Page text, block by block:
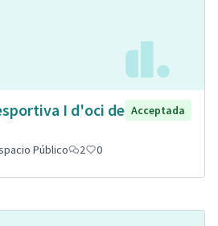
I d'oci de Acceptada
Público 2 0